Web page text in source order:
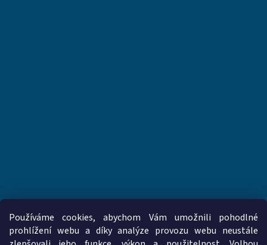
Používáme cookies, abychom Vám umožnili pohodlné
prohlížení webu a díky analýze provozu webu neustále